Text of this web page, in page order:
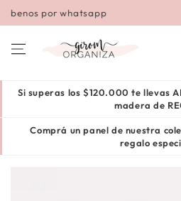
CONTENIDO
🛍️ EN TODAS TUS COMPRAS
Si superas los $120.000 te llevas
madera de
Comprá un panel de nuestra
regalo